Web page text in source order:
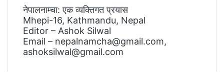
नेपालनाम्चा: एक व्यक्तिगत प्रयास
Mhepi-16, Kathmandu, Nepal
Editor – Ashok Silwal
Email – nepalnamcha@gmail.com,
ashoksilwal@gmail.com